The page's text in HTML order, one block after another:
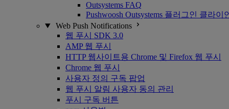
Outsystems FAQ
Pushwoosh Outsystems 플러그인 클라이
Web Push Notifications
웹 푸시 SDK 3.0
AMP 웹 푸시
HTTP 웹사이트용 Chrome 및 Firefox 웹 푸시
Chrome 웹 푸시
사용자 정의 구독 팝업
웹 푸시 알림 사용자 동의 관리
푸시 구독 버튼